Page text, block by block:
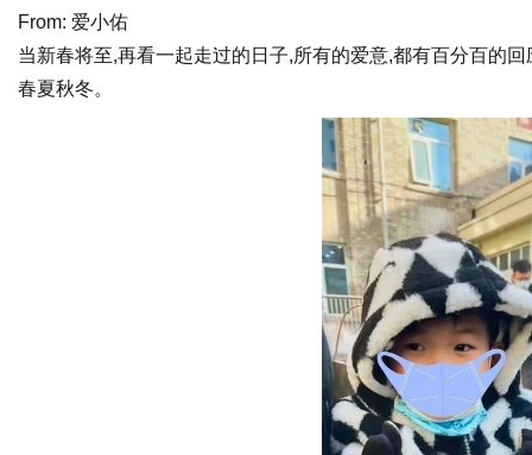
From: 爱小佑
当新春将至,再看一起走过的日子,所有的爱意,都有百分百的
春夏秋冬。